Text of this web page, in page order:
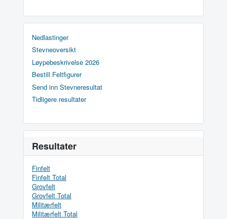
Nedlastinger
Stevneoversikt
Løypebeskrivelse 2026
Bestill Feltfigurer
Send inn Stevneresultat
Tidligere resultater
Resultater
Finfelt
Finfelt Total
Grovfelt
Grovfelt Total
Militærfelt
Militærfelt Total